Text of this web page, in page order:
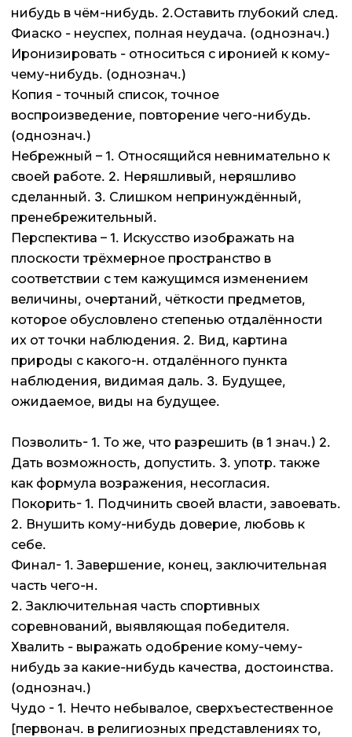
нибудь в чём-нибудь. 2.Оставить глубокий след.
Фиаско - неуспех, полная неудача. (однознач.)
Иронизировать - относиться с иронией к кому-
чему-нибудь. (однознач.)
Копия - точный список, точное
воспроизведение, повторение чего-нибудь.
(однознач.)
Небрежный – 1. Относящийся невнимательно к
своей работе. 2. Неряшливый, неряшливо
сделанный. 3. Слишком непринуждённый,
пренебрежительный.
Перспектива – 1. Искусство изображать на
плоскости трёхмерное пространство в
соответствии с тем кажущимся изменением
величины, очертаний, чёткости предметов,
которое обусловлено степенью отдалённости
их от точки наблюдения. 2. Вид, картина
природы с какого-н. отдалённого пункта
наблюдения, видимая даль. 3. Будущее,
ожидаемое, виды на будущее.
Позволить- 1. То же, что разрешить (в 1 знач.) 2.
Дать возможность, допустить. 3. употр. также
как формула возражения, несогласия.
Покорить- 1. Подчинить своей власти, завоевать.
2. Внушить кому-нибудь доверие, любовь к
себе.
Финал- 1. Завершение, конец, заключительная
часть чего-н.
2. Заключительная часть спортивных
соревнований, выявляющая победителя.
Хвалить - выражать одобрение кому-чему-
нибудь за какие-нибудь качества, достоинства.
(однознач.)
Чудо - 1. Нечто небывалое, сверхъестественное
[первонач. в религиозных представлениях то,